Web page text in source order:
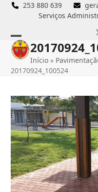
Skip
253 880 639
Serviços
Open
mobile
Close
mobile
Início »
20170924_100524